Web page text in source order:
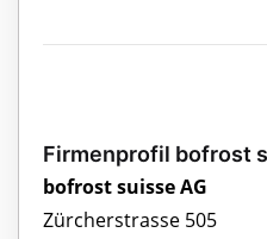
Firmenprofil bofrost
bofrost suisse AG
Zürcherstrasse 505